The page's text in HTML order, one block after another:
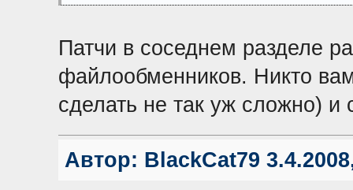
Патчи в соседнем разделе
файлообменников. Никто
сделать не так уж сложно) и
Автор: BlackCat79